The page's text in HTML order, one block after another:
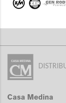
Casa Medina